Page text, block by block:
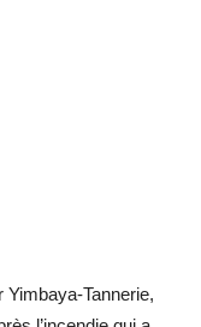
Tannerie,